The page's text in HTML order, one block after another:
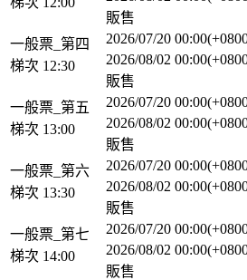
販售
一般票_第四
梯次 12:30
2026/07/20
2026/08/02
販售
一般票_第五
梯次 13:00
2026/07/20
2026/08/02
販售
一般票_第六
梯次 13:30
2026/07/20
2026/08/02
販售
一般票_第七
梯次 14:00
2026/07/20
2026/08/02
販售